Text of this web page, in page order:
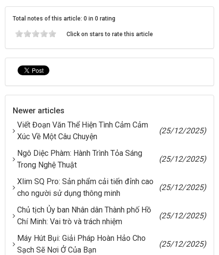
Total notes of this article: 0 in 0 rating
Click on stars to rate this article
Newer articles
Viết Đoạn Văn Thể Hiện Tình Cảm Cảm
Xúc Về Một Câu Chuyện
(25/12/2025)
Ngô Diệc Phàm: Hành Trình Tỏa Sáng
Trong Nghệ Thuật
(25/12/2025)
Xlim SQ Pro: Sản phẩm cải tiến đỉnh cao
cho người sử dụng thông minh
(25/12/2025)
Chủ tịch Ủy ban Nhân dân Thành phố Hồ
Chí Minh: Vai trò và trách nhiệm
(25/12/2025)
Máy Hút Bụi: Giải Pháp Hoàn Hảo Cho
Sạch Sẽ Nơi Ở Của Bạn
(25/12/2025)